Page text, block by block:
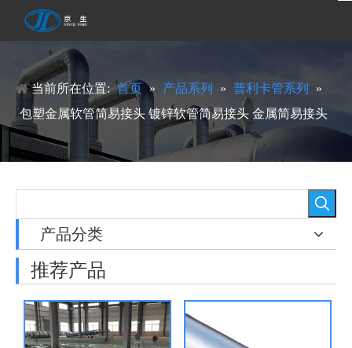
当前所在位置: 首页 » 产品系列 » 普利卡管系列
»
包塑金属软管简易接头 镀锌软管简易接头 金属简易接头
产品分类
推荐产品